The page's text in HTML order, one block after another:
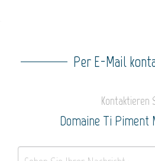
Per E-Mail
Kontaktieren
Domaine Ti Piment